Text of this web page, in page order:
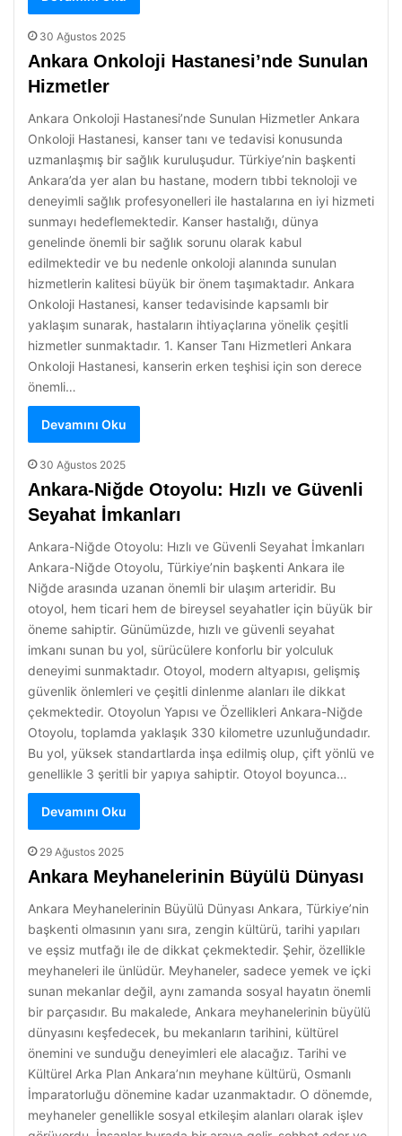
30 Ağustos 2025
Ankara Onkoloji Hastanesi’nde Sunulan
Hizmetler
Ankara Onkoloji Hastanesi’nde Sunulan Hizmetler Ankara
Onkoloji Hastanesi, kanser tanı ve tedavisi konusunda
uzmanlaşmış bir sağlık kuruluşudur. Türkiye’nin başkenti
Ankara’da yer alan bu hastane, modern tıbbi teknoloji ve
deneyimli sağlık profesyonelleri ile hastalarına en iyi hizmeti
sunmayı hedeflemektedir. Kanser hastalığı, dünya
genelinde önemli bir sağlık sorunu olarak kabul
edilmektedir ve bu nedenle onkoloji alanında sunulan
hizmetlerin kalitesi büyük bir önem taşımaktadır. Ankara
Onkoloji Hastanesi, kanser tedavisinde kapsamlı bir
yaklaşım sunarak, hastaların ihtiyaçlarına yönelik çeşitli
hizmetler sunmaktadır. 1. Kanser Tanı Hizmetleri Ankara
Onkoloji Hastanesi, kanserin erken teşhisi için son derece
önemli…
Devamını Oku
30 Ağustos 2025
Ankara-Niğde Otoyolu: Hızlı ve Güvenli
Seyahat İmkanları
Ankara-Niğde Otoyolu: Hızlı ve Güvenli Seyahat İmkanları
Ankara-Niğde Otoyolu, Türkiye’nin başkenti Ankara ile
Niğde arasında uzanan önemli bir ulaşım arteridir. Bu
otoyol, hem ticari hem de bireysel seyahatler için büyük bir
öneme sahiptir. Günümüzde, hızlı ve güvenli seyahat
imkanı sunan bu yol, sürücülere konforlu bir yolculuk
deneyimi sunmaktadır. Otoyol, modern altyapısı, gelişmiş
güvenlik önlemleri ve çeşitli dinlenme alanları ile dikkat
çekmektedir. Otoyolun Yapısı ve Özellikleri Ankara-Niğde
Otoyolu, toplamda yaklaşık 330 kilometre uzunluğundadır.
Bu yol, yüksek standartlarda inşa edilmiş olup, çift yönlü ve
genellikle 3 şeritli bir yapıya sahiptir. Otoyol boyunca…
Devamını Oku
29 Ağustos 2025
Ankara Meyhanelerinin Büyülü Dünyası
Ankara Meyhanelerinin Büyülü Dünyası Ankara, Türkiye’nin
başkenti olmasının yanı sıra, zengin kültürü, tarihi yapıları
ve eşsiz mutfağı ile de dikkat çekmektedir. Şehir, özellikle
meyhaneleri ile ünlüdür. Meyhaneler, sadece yemek ve içki
sunan mekanlar değil, aynı zamanda sosyal hayatın önemli
bir parçasıdır. Bu makalede, Ankara meyhanelerinin büyülü
dünyasını keşfedecek, bu mekanların tarihini, kültürel
önemini ve sunduğu deneyimleri ele alacağız. Tarihi ve
Kültürel Arka Plan Ankara’nın meyhane kültürü, Osmanlı
İmparatorluğu dönemine kadar uzanmaktadır. O dönemde,
meyhaneler genellikle sosyal etkileşim alanları olarak işlev